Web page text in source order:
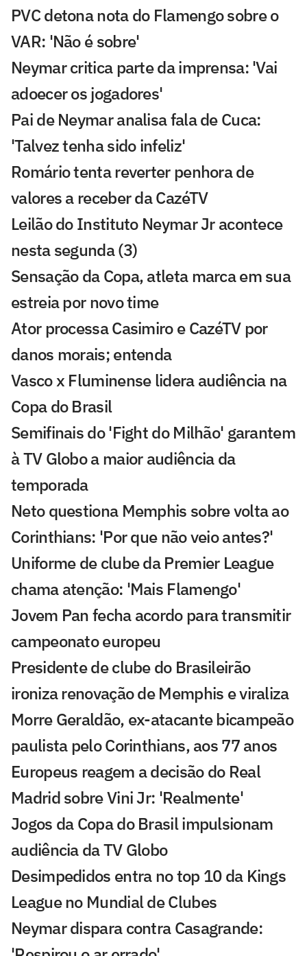
PVC detona nota do Flamengo sobre o
VAR: 'Não é sobre'
Neymar critica parte da imprensa: 'Vai
adoecer os jogadores'
Pai de Neymar analisa fala de Cuca:
'Talvez tenha sido infeliz'
Romário tenta reverter penhora de
valores a receber da CazéTV
Leilão do Instituto Neymar Jr acontece
nesta segunda (3)
Sensação da Copa, atleta marca em sua
estreia por novo time
Ator processa Casimiro e CazéTV por
danos morais; entenda
Vasco x Fluminense lidera audiência na
Copa do Brasil
Semifinais do 'Fight do Milhão' garantem
à TV Globo a maior audiência da
temporada
Neto questiona Memphis sobre volta ao
Corinthians: 'Por que não veio antes?'
Uniforme de clube da Premier League
chama atenção: 'Mais Flamengo'
Jovem Pan fecha acordo para transmitir
campeonato europeu
Presidente de clube do Brasileirão
ironiza renovação de Memphis e viraliza
Morre Geraldão, ex-atacante bicampeão
paulista pelo Corinthians, aos 77 anos
Europeus reagem a decisão do Real
Madrid sobre Vini Jr: 'Realmente'
Jogos da Copa do Brasil impulsionam
audiência da TV Globo
Desimpedidos entra no top 10 da Kings
League no Mundial de Clubes
Neymar dispara contra Casagrande: